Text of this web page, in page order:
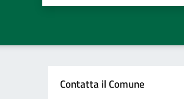
Contatta il Comune